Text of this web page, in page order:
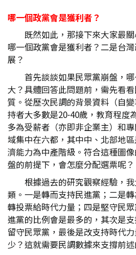
哪一個政黨會是獲利者？
既然如此，那接下來大家最
哪一個政黨會是獲利者？二是台
展？
首先談談如果民眾黨崩盤，
大？具體回答此問題前，需先看
質。從歷次民調的背景資料（自
持者大多數是20-40歲，教育程度
多為受薪者（亦即非企業主）和
域集中在六都，其中中、北部地
濟能力為中產階級。符合這種圖
盤的前提下，會怎麼分配選票呢？
根據過去的研究觀察經驗，
類。一是轉而支持民進黨；二是
轉投票給時代力量；四是堅守民
進黨的比例會是最多的，其次是
留守民眾黨，最後是改支持時代
少？這就需要民調數據來支撐前述